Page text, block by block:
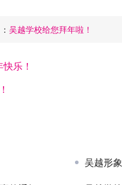
吴越学校给您拜年啦！
乐！
吴越形